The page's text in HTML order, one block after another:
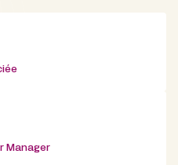
Manager